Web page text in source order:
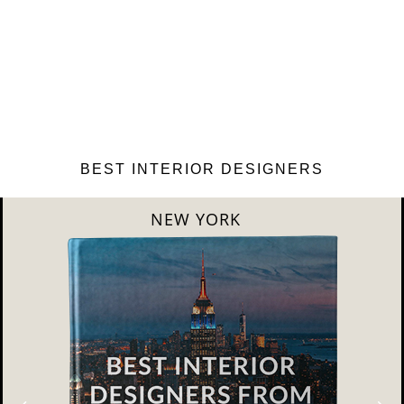
BEST INTERIOR DESIGNERS
LONDON